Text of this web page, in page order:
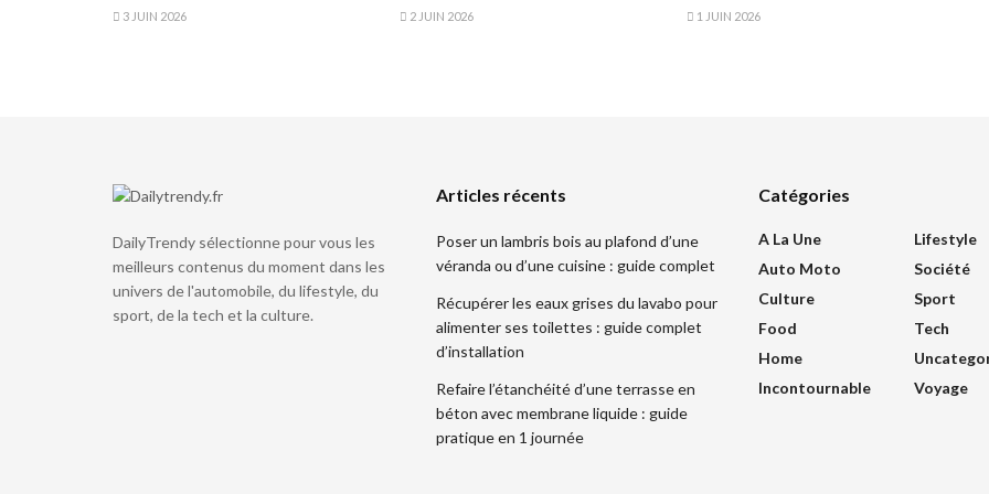
3 JUIN 2026 2 JUIN 2026 1 JUIN 2026
DailyTrendy sélectionne pour vous les
meilleurs contenus du moment dans les
univers de l'automobile, du lifestyle, du
sport, de la tech et la culture.
Articles récents
Poser un lambris bois au plafond d’une
véranda ou d’une cuisine : guide complet
Récupérer les eaux grises du lavabo pour
alimenter ses toilettes : guide complet
d’installation
Refaire l’étanchéité d’une terrasse en
béton avec membrane liquide : guide
pratique en 1 journée
Catégories
A La Une
Auto Moto
Culture
Food
Home
Incontournable
Lifestyle
Société
Sport
Tech
Voyage